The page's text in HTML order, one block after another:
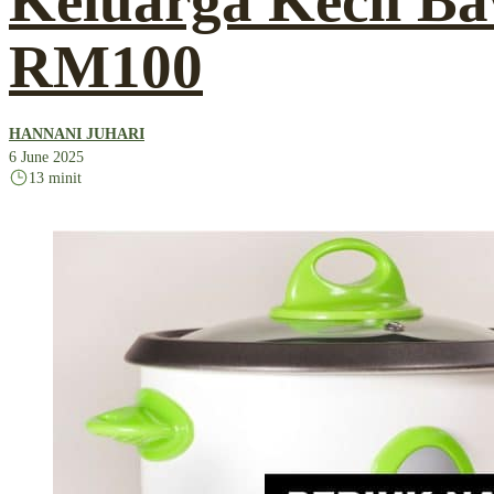
RM100
HANNANI JUHARI
6 June 2025
13 minit